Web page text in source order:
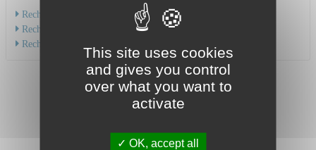
Recherche par service
Recherche par spécialité
Recherche par médecin
This site uses cookies
and gives you control
over what you want to
activate
OK, accept all